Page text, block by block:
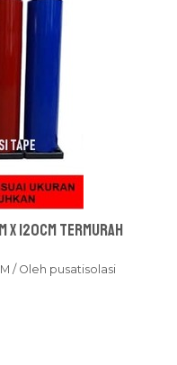
x 120cm Termurah
/ Oleh pusatisolasi